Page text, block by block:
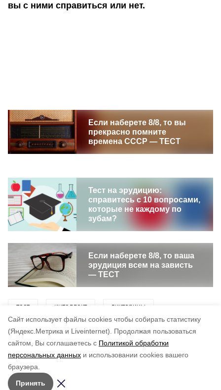
Cайт использует файлы cookies чтобы собирать статистику
(Яндекс.Метрика и Liveinternet).
Продолжая пользоваться
сайтом, Вы соглашаетесь с Политикой обработки
персональных данных и использовании cookies вашего
браузера.
Принять
вы с ними справиться или нет.
Если наберете 8/8, то вы
прекрасно помните
времена СССР — ТЕСТ
Тест на эрудицию:
справитесь с 10 вопросами,
которые не каждому по
зубам?
Если наберете 8/8, то ваша
эрудиция всем на зависть
— ТЕСТ
тест интеллект викторины
образование эрудиция
Понравилась статья?
5